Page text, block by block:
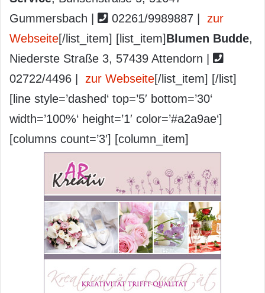
Gummersbach |
02261/9989887 |
zur
Webseite[/list_item] [list_item]Blumen Budde,
Niederste Straße 3, 57439 Attendorn |
02722/4496 |
zur Webseite[/list_item] [/list]
[line style=’dashed‘ top=’5′ bottom=’30‘
width=’100%‘ height=’1′ color=’#a2a9ae‘]
[columns count=’3′] [column_item]